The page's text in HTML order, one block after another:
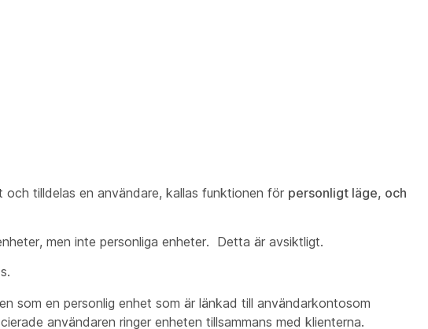
tilldelas en användare, kallas funktionen för personligt läge, och
men inte personliga enheter. Detta är avsiktligt.
som en personlig enhet som är länkad till användarkontosom
användaren ringer enheten tillsammans med klienterna.